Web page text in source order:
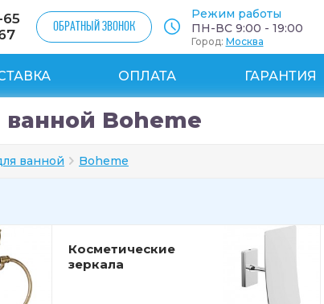
ОБРАТНЫЙ ЗВОНОК
Режим работы
ПН-ВС 9:00 - 19:00
Город: Москва
ОПЛАТА ГАРАНТИЯ
Boheme
ванной Boheme
Косметические
зеркала